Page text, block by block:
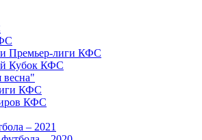
Премьер-лиги КФС
Кубок КФС
КФС
КФС
– 2021